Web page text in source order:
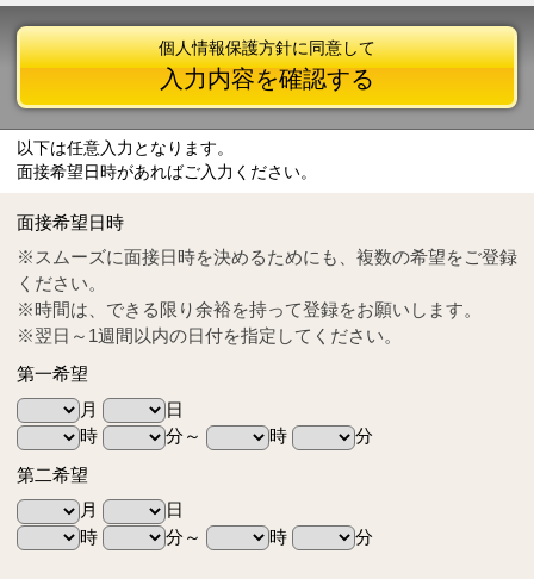
個人情報保護方針
Tel
0570-55-0314
個人情報保護方針に同意して
入力内容を確認する
以下は任意入力となります。
面接希望日時があればご入力ください。
面接希望日時
※スムーズに面接日時を決めるためにも、複数の希望をご登録
ください。
※時間は、できる限り余裕を持って登録をお願いします。
※翌日～1週間以内の日付を指定してください。
第一希望
月
日
時
分～ 時
分
第二希望
月
日
時
分～ 時 分